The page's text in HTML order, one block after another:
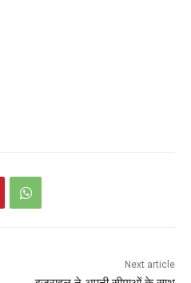
Next article